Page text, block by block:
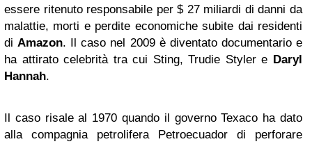
essere ritenuto responsabile per $ 27 miliardi di danni da
malattie, morti e perdite economiche subite dai residenti
diAmazon. Il caso nel 2009 è diventato documentario e
ha attirato celebrità tra cui Sting, Trudie Styler e Daryl
Hannah.
Il caso risale al 1970 quando il governo Texaco ha dato
alla compagnia petrolifera Petroecuador di perforare